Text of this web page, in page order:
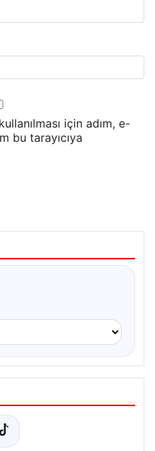
için adım, e-
bu tarayıcıya